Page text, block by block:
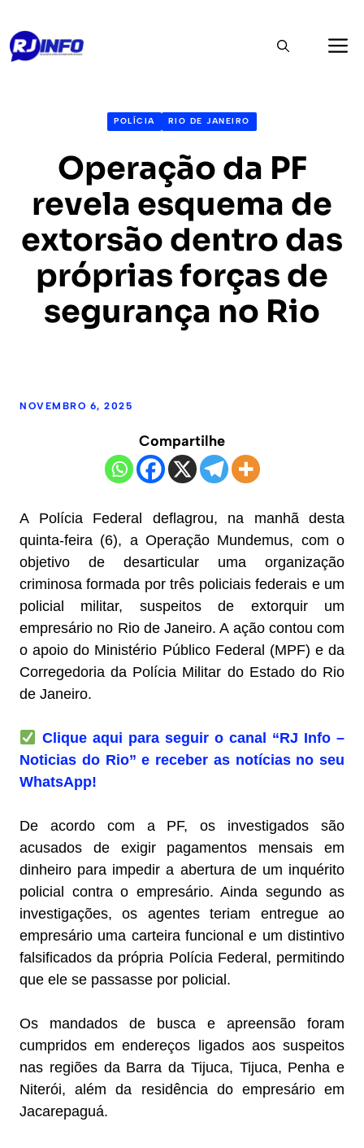
Pular
para
POLÍCIA RIO DE JANEIRO
Operação da PF
revela esquema de
extorsão dentro das
próprias forças de
segurança no Rio
NOVEMBRO 6, 2025
Compartilhe
A Polícia Federal deflagrou, na manhã desta
quinta-feira (6), a Operação Mundemus, com o
objetivo de desarticular uma organização
criminosa formada por três policiais federais e um
policial militar, suspeitos de extorquir um
empresário no Rio de Janeiro. A ação contou com
o apoio do Ministério Público Federal (MPF) e da
Corregedoria da Polícia Militar do Estado do Rio
de Janeiro.
Clique aqui para seguir o canal “RJ Info –
Noticias do Rio” e receber as notícias no seu
WhatsApp!
De acordo com a PF, os investigados são
acusados de exigir pagamentos mensais em
dinheiro para impedir a abertura de um inquérito
policial contra o empresário. Ainda segundo as
investigações, os agentes teriam entregue ao
empresário uma carteira funcional e um distintivo
falsificados da própria Polícia Federal, permitindo
que ele se passasse por policial.
Os mandados de busca e apreensão foram
cumpridos em endereços ligados aos suspeitos
nas regiões da Barra da Tijuca, Tijuca, Penha e
Niterói, além da residência do empresário em
Jacarepaguá.